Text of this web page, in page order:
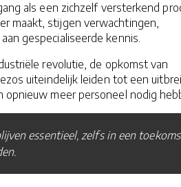
als een zichzelf versterkend
maakt, stijgen verwachtingen,
gespecialiseerde kennis.
revolutie, de opkomst van
uiteindelijk leiden tot een
meer personeel nodig
essentieel, zelfs in een